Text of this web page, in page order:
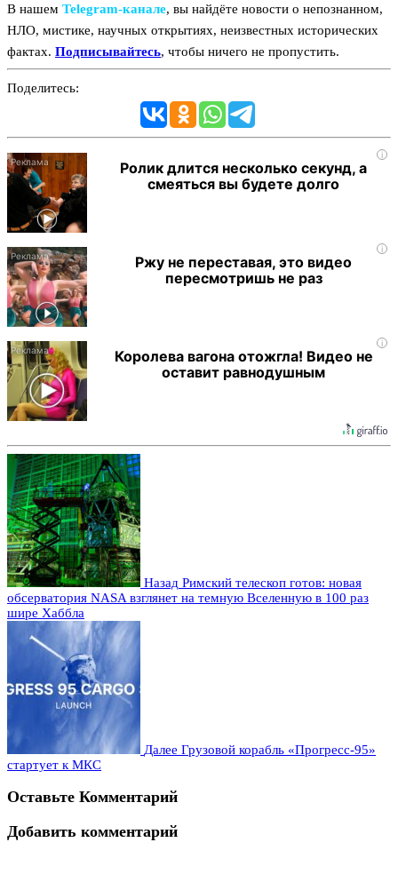
В нашем Telegram‑канале, вы найдёте новости о непознанном,
НЛО, мистике, научных открытиях, неизвестных исторических
фактах. Подписывайтесь, чтобы ничего не пропустить.
Поделитесь:
i
Ролик длится несколько секунд, а
смеяться вы будете долго
i
Ржу не переставая, это видео
пересмотришь не раз
i
Королева вагона отожгла! Видео не
оставит равнодушным
Назад Римский телескоп готов: новая
обсерватория NASA взглянет на темную Вселенную в 100 раз
шире Хаббла
Далее Грузовой корабль «Прогресс-95»
стартует к МКС
Оставьте Комментарий
Добавить комментарий